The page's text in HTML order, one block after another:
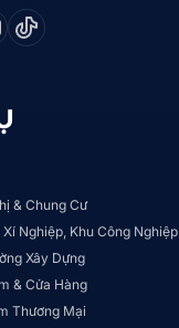
& Chung Cư
Xí Nghiệp, Khu Công Nghiệp
Xây Dựng
& Cửa Hàng
Thương Mại